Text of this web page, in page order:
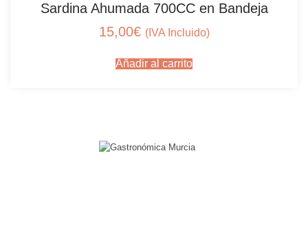
Sardina Ahumada 700CC en Bandeja
15,00€ (IVA Incluido)
Añadir al carrito